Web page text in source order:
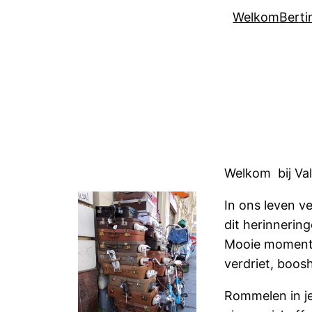
Welkom
Welkom bij
In ons leven
dit
Mooie
verdriet,
Rommelen in